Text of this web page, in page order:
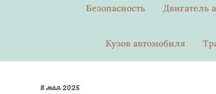
Безопасность Двигатель
Кузов автомобиля
8 мая 2025